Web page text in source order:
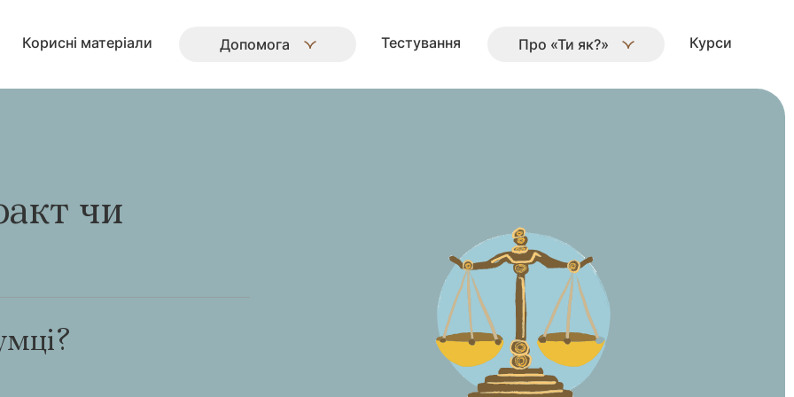
Корисні матеріали Допомога Тестування Про «Ти як?» Курси
чи